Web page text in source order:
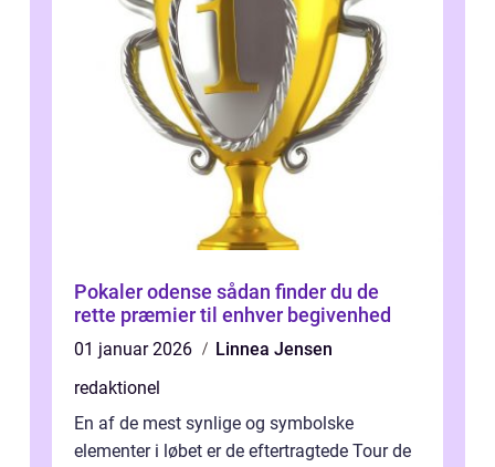
Pokaler odense sådan finder du de
rette præmier til enhver begivenhed
01 januar 2026
Linnea Jensen
redaktionel
En af de mest synlige og symbolske
elementer i løbet er de eftertragtede Tour de